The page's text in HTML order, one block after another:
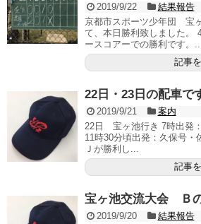
2019/9/22
結果報告
京都市スポーツ少年団 宝
て、本日勝利致しました。
ースコアーでの勝利です。...
記事
22日・23日の配車で
2019/9/21
案内
22日 宝ヶ池行き 7時出発
11時30分頃出発：久保号・
Ｊが勝利し...
記事
宝ヶ池交流大会 Ｂ
2019/9/20
結果報告